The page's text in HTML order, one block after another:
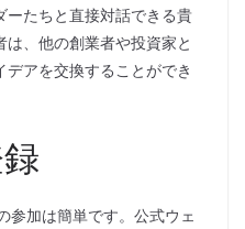
ーたちと直接対話できる貴
、他の創業者や投資家と
アを交換することができ
加は簡単です。公式ウェ